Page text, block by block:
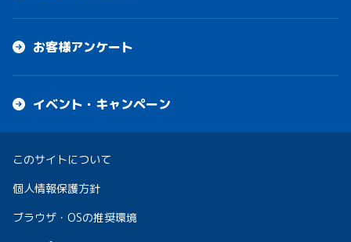
お客様アンケート
イベント・キャンペーン
このサイトについて
個人情報保護方針
ブラウザ・OSの推奨環境